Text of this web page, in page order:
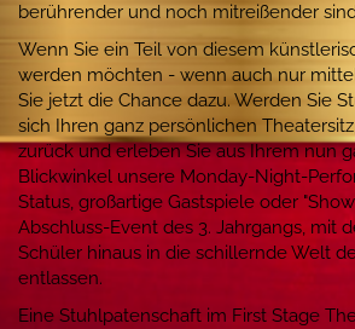
berührender und noch mitreißender
Wenn Sie ein Teil von diesem
werden möchten - wenn auch nur
Sie jetzt die Chance dazu. Werden Sie
sich Ihren ganz persönlichen
zurück und erleben Sie aus Ihrem nun
Blickwinkel unsere Monday-Night-
Status, großartige Gastspiele oder
Abschluss-Event des 3. Jahrgangs, mit
Schüler hinaus in die schillernde Welt
entlassen.
Eine Stuhlpatenschaft im First Stage